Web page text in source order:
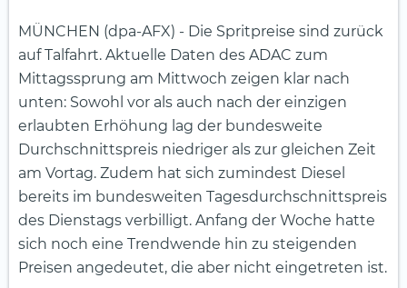
MÜNCHEN (dpa-AFX) - Die Spritpreise sind zurück
auf Talfahrt. Aktuelle Daten des ADAC zum
Mittagssprung am Mittwoch zeigen klar nach
unten: Sowohl vor als auch nach der einzigen
erlaubten Erhöhung lag der bundesweite
Durchschnittspreis niedriger als zur gleichen Zeit
am Vortag. Zudem hat sich zumindest Diesel
bereits im bundesweiten Tagesdurchschnittspreis
des Dienstags verbilligt. Anfang der Woche hatte
sich noch eine Trendwende hin zu steigenden
Preisen angedeutet, die aber nicht eingetreten ist.